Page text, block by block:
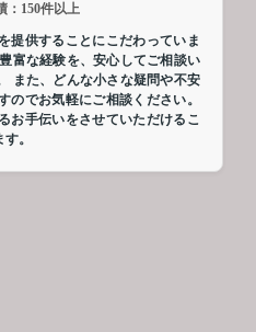
：150件以上
提供することにこだわっていま
富な経験を、安心してご相談い
また、どんな小さな疑問や不安
のでお気軽にご相談ください。
お手伝いをさせていただけるこ
。